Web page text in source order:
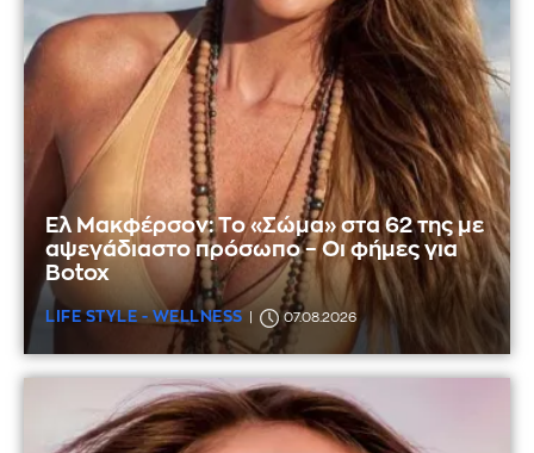
Ελ Μακφέρσον: Το «Σώμα» στα 62 της με
αψεγάδιαστο πρόσωπο – Οι φήμες για
Botox
LIFE STYLE - WELLNESS 07.08.2026